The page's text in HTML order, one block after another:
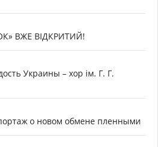
ВЖЕ ВІДКРИТИЙ!
Украины – хор ім. Г. Г.
о новом обмене пленными